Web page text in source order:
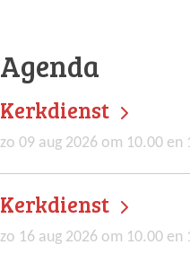
Agenda
Kerkdienst
zo 09 aug 2026 om 10.00 en
Kerkdienst
zo 16 aug 2026 om 10.00 en